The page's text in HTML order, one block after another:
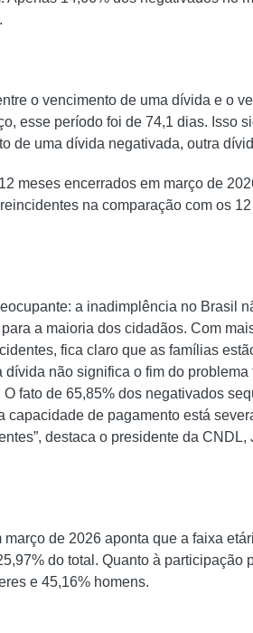
o vencimento de uma dívida e o
esse período foi de 74,1 dias. Isso
de uma dívida negativada, outra
meses encerrados em março de
na comparação com os
a inadimplência no Brasil
a maioria dos cidadãos. Com
fica claro que as famílias
dívida não significa o fim do problema
fato de 65,85% dos negativados
de pagamento está
destaca o presidente da CNDL,
de 2026 aponta que a faixa
do total. Quanto à participação
e 45,16% homens.